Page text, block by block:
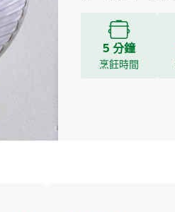
5 分鐘
烹飪時間